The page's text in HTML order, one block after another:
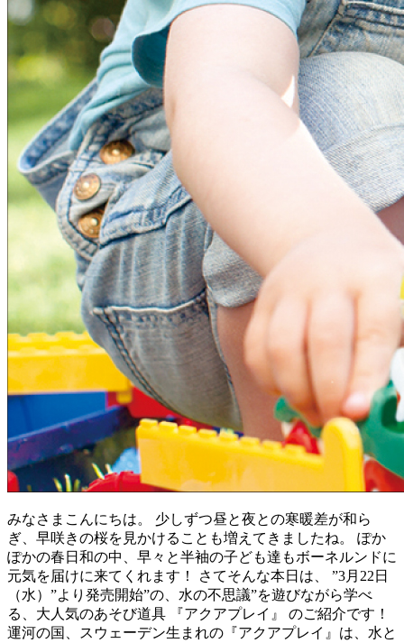
みなさまこんにちは。 少しずつ昼と夜との寒暖差が和ら
ぎ、早咲きの桜を見かけることも増えてきましたね。 ぽか
ぽかの春日和の中、早々と半袖の子ども達もボーネルンドに
元気を届けに来てくれます！ さてそんな本日は、 ”3月22日
（水）”より発売開始”の、水の不思議”を遊びながら学べ
る、大人気のあそび道具 『アクアプレイ』 のご紹介です！
運河の国、スウェーデン生まれの『アクアプレイ』は、水と